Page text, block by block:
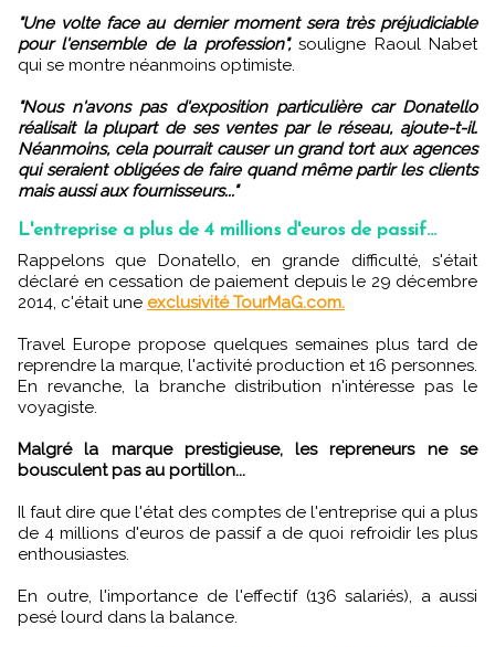
"Une volte face au dernier moment sera très préjudiciable
pour l'ensemble de la profession",souligne Raoul Nabet
qui se montre néanmoins optimiste.
"Nous n'avons pas d'exposition particulière car Donatello
réalisait la plupart de ses ventes par le réseau, ajoute-t-il.
Néanmoins, cela pourrait causer un grand tort aux agences
qui seraient obligées de faire quand même partir les clients
mais aussi aux fournisseurs..."
L'entreprise a plus de 4 millions d'euros de passif...
Rappelons que Donatello, en grande difficulté, s'était
déclaré en cessation de paiement depuis le 29 décembre
2014, c'était une exclusivité TourMaG.com.
Travel Europe propose quelques semaines plus tard de
reprendre la marque, l'activité production et 16 personnes.
En revanche, la branche distribution n'intéresse pas le
voyagiste.
Malgré la marque prestigieuse, les repreneurs ne se
bousculent pas au portillon...
Il faut dire que l'état des comptes de l'entreprise qui a plus
de 4 millions d'euros de passif a de quoi refroidir les plus
enthousiastes.
En outre, l'importance de l'effectif (136 salariés), a aussi
pesé lourd dans la balance.